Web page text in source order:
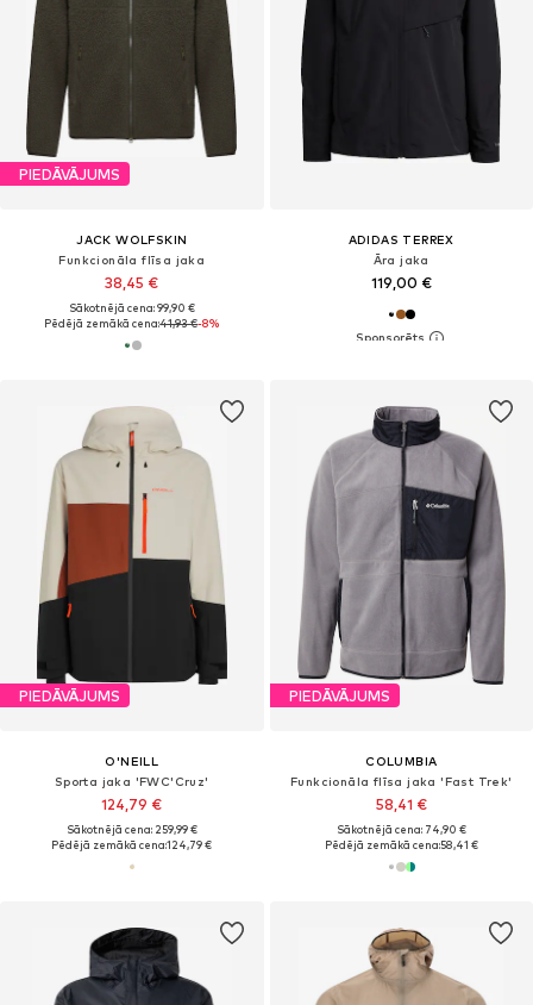
PIEDĀVĀJUMS
JACK WOLFSKIN
Funkcionāla flīsa jaka
38,45 €
Sākotnējā cena: 99,90 €
Pēdējā zemākā cena:41,93 €-8%
ADIDAS TERREX
Āra jaka
119,00 €
PIEDĀVĀJUMS
O'NEILL
Sporta jaka 'FWC'Cruz'
124,79 €
Sākotnējā cena: 259,99 €
Pēdējā zemākā cena:124,79 €
PIEDĀVĀJUMS
COLUMBIA
Funkcionāla flīsa jaka 'Fast Trek'
58,41 €
Sākotnējā cena: 74,90 €
Pēdējā zemākā cena:58,41 €